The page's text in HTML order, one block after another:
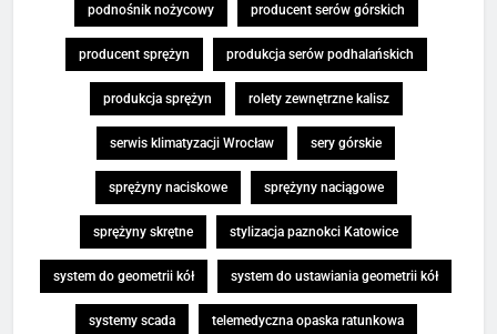
podnośnik nożycowy producent serów górskich
producent sprężyn produkcja serów podhalańskich
produkcja sprężyn rolety zewnętrzne kalisz
serwis klimatyzacji Wrocław sery górskie
sprężyny naciskowe sprężyny naciągowe
sprężyny skrętne stylizacja paznokci Katowice
system do geometrii kół system do ustawiania geometrii kół
systemy scada telemedyczna opaska ratunkowa